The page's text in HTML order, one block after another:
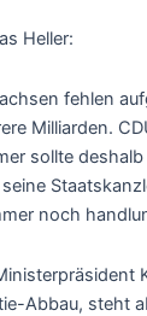
Heller:
fehlen
Milliarden.
sollte
noch
Abbau, steht